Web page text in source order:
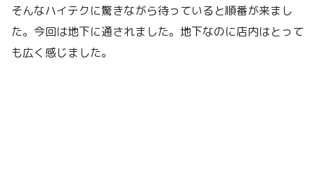
そんなハイテクに驚きながら待っていると順番が来まし
た。今回は地下に通されました。地下なのに店内はとって
も広く感じました。